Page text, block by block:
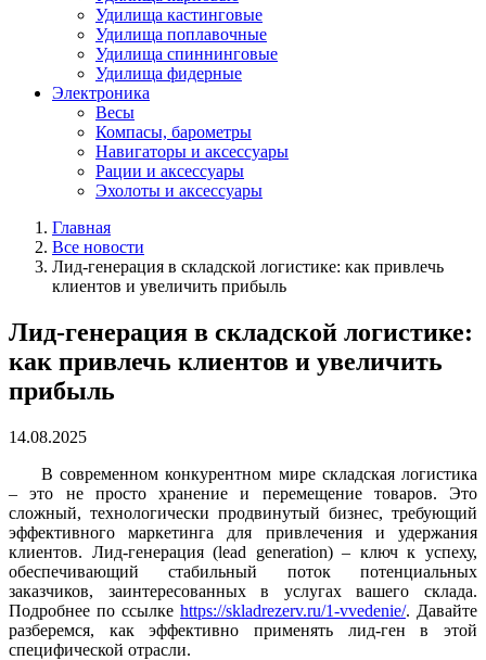
Удилища кастинговые
Удилища поплавочные
Удилища спиннинговые
Удилища фидерные
Электроника
Весы
Компасы, барометры
Навигаторы и аксессуары
Рации и аксессуары
Эхолоты и аксессуары
Главная
Все новости
Лид-генерация в складской логистике: как привлечь
клиентов и увеличить прибыль
Лид-генерация в складской логистике:
как привлечь клиентов и увеличить
прибыль
14.08.2025
В современном конкурентном мире складская логистика
– это не просто хранение и перемещение товаров. Это
сложный, технологически продвинутый бизнес, требующий
эффективного маркетинга для привлечения и удержания
клиентов. Лид-генерация (lead generation) – ключ к успеху,
обеспечивающий стабильный поток потенциальных
заказчиков, заинтересованных в услугах вашего склада.
Подробнее по ссылке https://skladrezerv.ru/1-vvedenie/. Давайте
разберемся, как эффективно применять лид-ген в этой
специфической отрасли.